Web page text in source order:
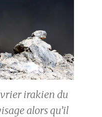
irakien du
alors qu’il